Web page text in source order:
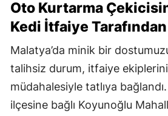
Oto Kurtarma
Kedi İtfaiye Tarafından
Malatya’da minik bir
talihsiz durum, itfaiye
müdahalesiyle tatlıya
ilçesine bağlı Koyunoğlu